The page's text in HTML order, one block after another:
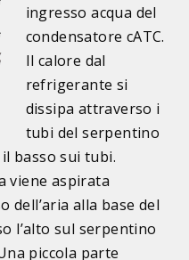
ingresso acqua del
condensatore cATC.
Il calore dal
refrigerante si
dissipa attraverso i
tubi del serpentino
il basso sui tubi.
viene aspirata
alla base del
l’alto sul serpentino
piccola parte